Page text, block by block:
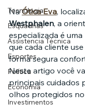
Tecnologia
Esquadrias
Assistencia Técnica
Esportes
Política
Economia
Investimentos
Na Ótica Eva,
Westphalen, a
especializada é
que cada cliente
forma segura
Neste artigo você
principais cuidados
olhos protegidos no